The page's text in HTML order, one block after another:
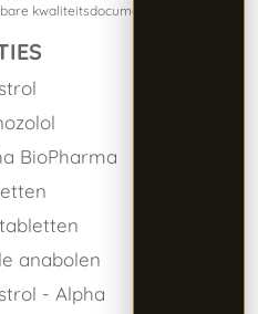
kwaliteitsdocumentatie.
BioPharma
anabolen
- Alpha